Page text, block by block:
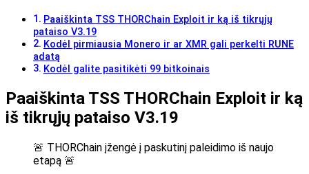
Paaiškinta TSS THORChain Exploit ir ką iš tikrųjų
pataiso V3.19
Kodėl pirmiausia Monero ir ar XMR gali perkelti RUNE
adatą
Kodėl galite pasitikėti 99 bitkoinais
Paaiškinta TSS THORChain Exploit ir ką
iš tikrųjų pataiso V3.19
🚨 THORChain įžengė į paskutinį paleidimo iš naujo
etapą 🚨